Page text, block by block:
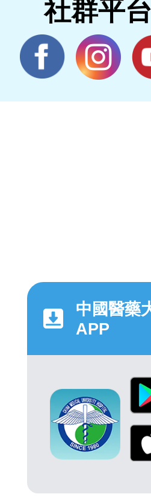
社群平台
中國醫藥
APP